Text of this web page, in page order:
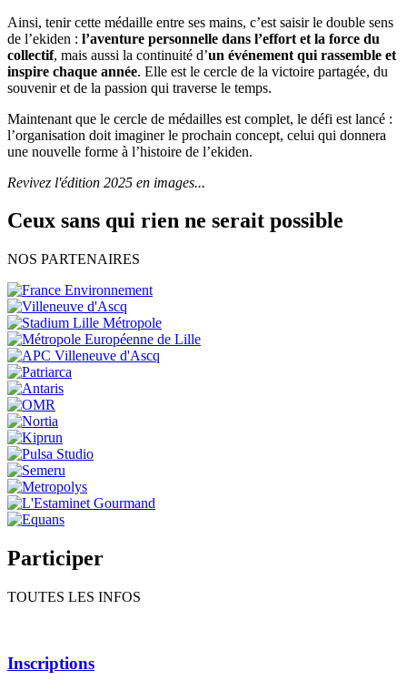
Ainsi, tenir cette médaille entre ses mains, c’est saisir le double sens
de l’ekiden : l’aventure personnelle dans l’effort et la force du
collectif, mais aussi la continuité d’un événement qui rassemble et
inspire chaque année. Elle est le cercle de la victoire partagée, du
souvenir et de la passion qui traverse le temps.
Maintenant que le cercle de médailles est complet, le défi est lancé :
l’organisation doit imaginer le prochain concept, celui qui donnera
une nouvelle forme à l’histoire de l’ekiden.
Revivez l'édition 2025 en images...
Ceux sans qui rien ne serait possible
NOS PARTENAIRES
Participer
TOUTES LES INFOS
Inscriptions